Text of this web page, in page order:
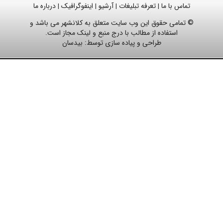
تماس با ما |تعرفه تبلیغات |آرشیو | اینفوگرافیک |درباره ما
© تمامی حقوق این وب سایت متعلق به کلانشهر می باشد و
استفاده از مطالب با درج منبع و لینک مجاز است.
طراحی و پیاده سازی توسط: بیدسان